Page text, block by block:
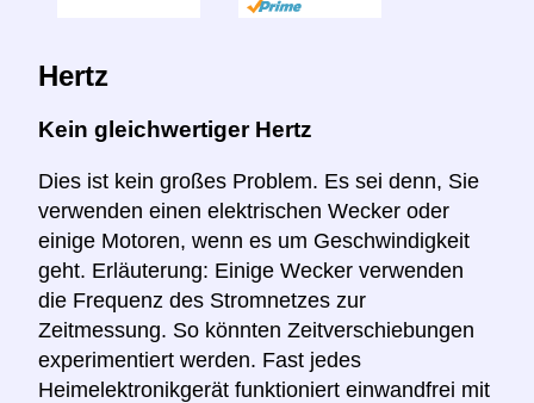
Hertz
Kein gleichwertiger Hertz
Dies ist kein großes Problem. Es sei denn, Sie
verwenden einen elektrischen Wecker oder
einige Motoren, wenn es um Geschwindigkeit
geht. Erläuterung: Einige Wecker verwenden
die Frequenz des Stromnetzes zur
Zeitmessung. So könnten Zeitverschiebungen
experimentiert werden. Fast jedes
Heimelektronikgerät funktioniert einwandfrei mit